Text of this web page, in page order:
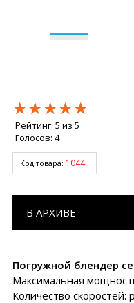
★★★★★
★★★★★
★★★★★
Рейтинг: 5 из 5
Голосов: 4
Код товара: 1044
В АРХИВЕ
Погружной блендер
Максимальная
Количество